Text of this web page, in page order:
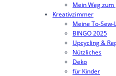
Mein Weg
Kreativzimmer
Meine To-Sew-
BINGO 2025
Upcycling &
Nützliches
Deko
für Kinder